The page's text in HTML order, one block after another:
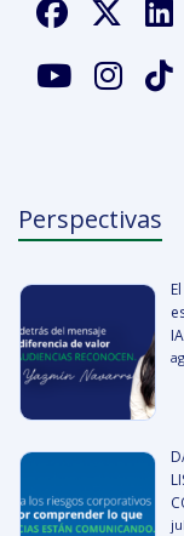
Perspectivas
IA